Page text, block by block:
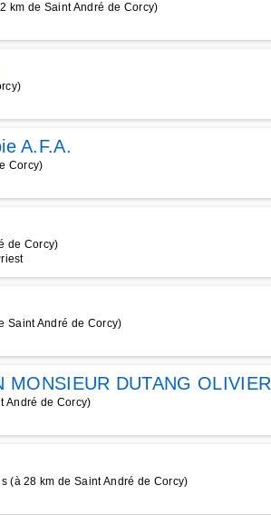
km de Saint André de Corcy)
A.F.A.
Corcy)
de Corcy)
Saint André de Corcy)
MONSIEUR DUTANG OLIVIER
André de Corcy)
(à 28 km de Saint André de Corcy)